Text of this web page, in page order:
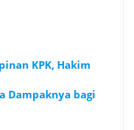
KPK, Hakim
Dampaknya bagi